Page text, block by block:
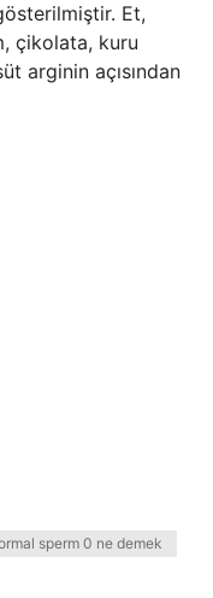
Et,
çikolata, kuru
arginin açısından
sperm 0 ne demek